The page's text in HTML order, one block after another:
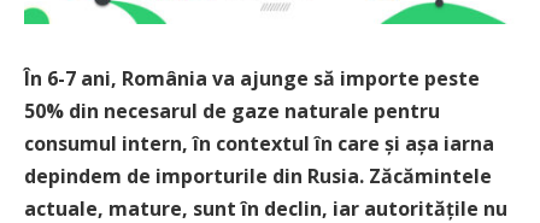
În 6-7 ani, România va ajunge să importe peste
50% din necesarul de gaze naturale pentru
consumul intern, în contextul în care și așa iarna
depindem de importurile din Rusia. Zăcămintele
actuale, mature, sunt în declin, iar autoritățile nu